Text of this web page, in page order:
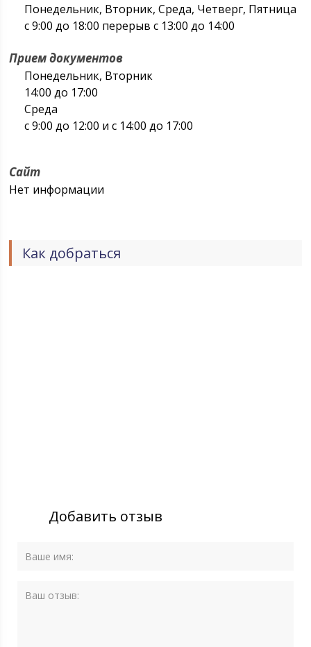
Понедельник, Вторник, Среда, Четверг, Пятница
с 9:00 до 18:00 перерыв с 13:00 до 14:00
Прием документов
Понедельник, Вторник
14:00 до 17:00
Среда
с 9:00 до 12:00 и с 14:00 до 17:00
Сайт
Нет информации
Как добраться
Добавить отзыв